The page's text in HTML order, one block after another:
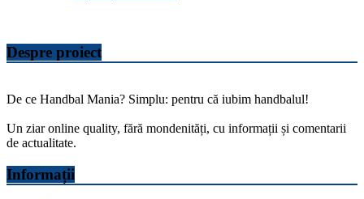
Despre proiect
De ce Handbal Mania? Simplu: pentru că iubim handbalul!
Un ziar online quality, fără mondenități, cu informații și comentarii
de actualitate.
Informații